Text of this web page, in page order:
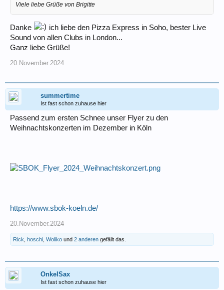
Viele liebe Grüße von Brigitte
Danke
ich liebe den Pizza Express in Soho, bester Live
Sound von allen Clubs in London...
Ganz liebe Grüße!
20.November.2024
summertime
Ist fast schon zuhause hier
Passend zum ersten Schnee unser Flyer zu den
Weihnachtskonzerten im Dezember in Köln
https://www.sbok-koeln.de/
20.November.2024
Rick hoschi Woliko und 2 anderen gefällt das.
OnkelSax
Ist fast schon zuhause hier